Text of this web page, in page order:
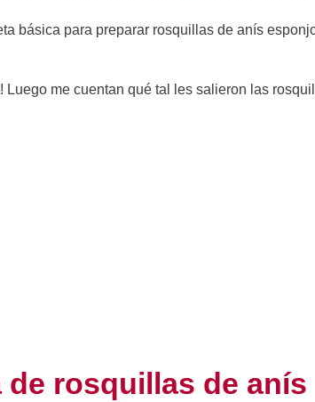
básica para preparar rosquillas de anís
Luego me cuentan qué tal les salieron las
de rosquillas de anís